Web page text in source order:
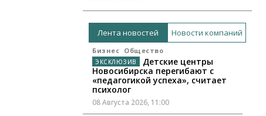
Лента новостей Новости компаний
Бизнес Общество
Детские центры
Новосибирска перегибают с
«педагогикой успеха», считает
психолог
08 Августа 2026, 11:00